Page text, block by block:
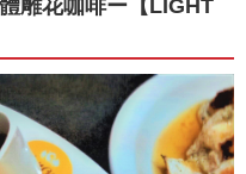
雕花咖啡ー【LIGHT